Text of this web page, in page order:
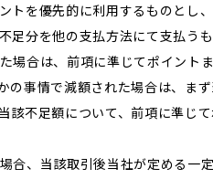
トを優先的に利用するものとし
分を他の支払方法にて支払うも
場合は、前項に準じてポイント
の事情で減額された場合は、ま
該不足額について、前項に準じ
合、当該取引後当社が定める一